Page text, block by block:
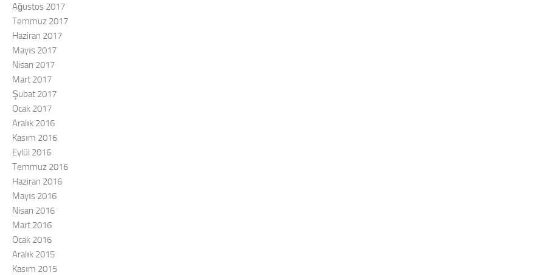
Ağustos 2017
Temmuz 2017
Haziran 2017
Mayıs 2017
Nisan 2017
Mart 2017
Şubat 2017
Ocak 2017
Aralık 2016
Kasım 2016
Eylül 2016
Temmuz 2016
Haziran 2016
Mayıs 2016
Nisan 2016
Mart 2016
Ocak 2016
Aralık 2015
Kasım 2015